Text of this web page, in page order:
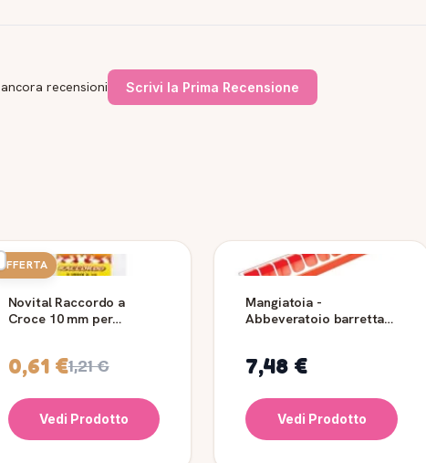
recensioni Scrivi la Prima Recensione
OFFERTA
Novital Raccordo a
Croce 10 mm per
0,61 €1,21 €
Vedi Prodotto
Mangiatoia -
Abbeveratoio barretta
7,48 €
Vedi Prodotto